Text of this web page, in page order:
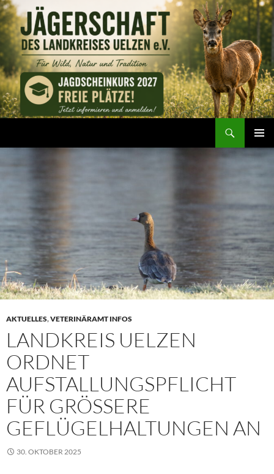
Zum
Inhalt
springen
AKTUELLES,VETERINÄRAMT INFOS
LANDKREIS UELZEN
ORDNET
AUFSTALLUNGSPFLICHT
FÜR GRÖSSERE G
EFLÜGELHALTUNGEN AN
30. OKTOBER 2025